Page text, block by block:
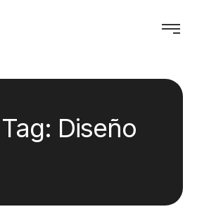
Diseño